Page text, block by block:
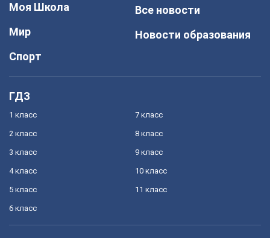
Моя Школа
Мир
Спорт
Все новости
Новости образования
ГДЗ
1 класс
2 класс
3 класс
4 класс
5 класс
6 класс
7 класс
8 класс
9 класс
10 класс
11 класс